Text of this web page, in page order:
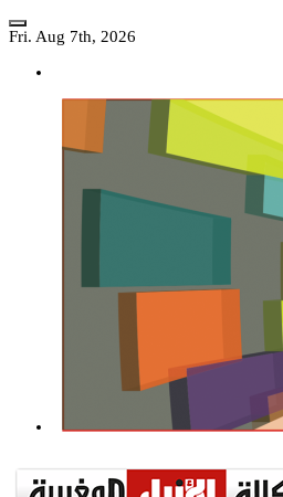
Skip
to
Fri. Aug 7th, 2026